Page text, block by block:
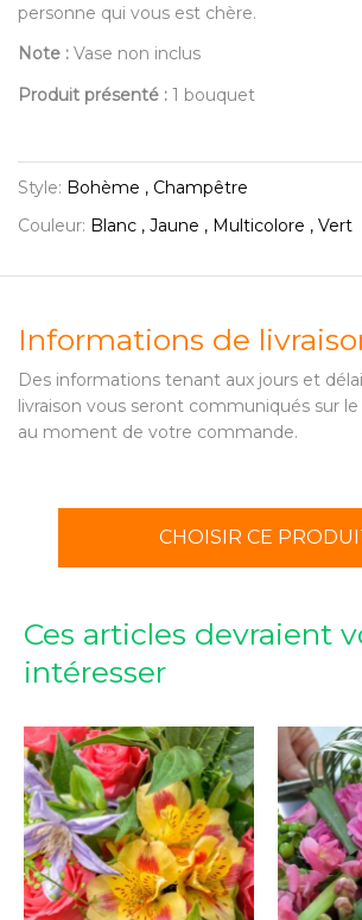
personne qui vous est chère.
Note : Vase non inclus
Produit présenté : 1 bouquet
Style: Bohème , Champêtre
Couleur: Blanc , Jaune , Multicolore , Vert
Informations de
Des informations tenant aux jours et
livraison vous seront communiqués sur
au moment de votre commande.
CHOISIR CE
Ces articles devraient
intéresser